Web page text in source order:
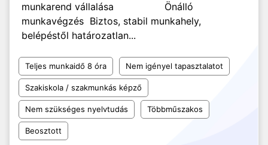
munkarend vállalása Önálló
munkavégzés Biztos, stabil munkahely,
belépéstől határozatlan...
Teljes munkaidő 8 óra Nem igényel tapasztalatot
Szakiskola / szakmunkás képző
Nem szükséges nyelvtudás Többműszakos
Beosztott